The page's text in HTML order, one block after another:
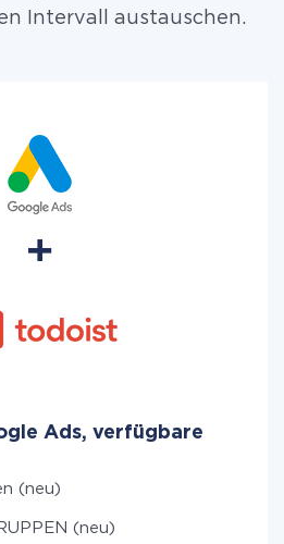
Intervall austauschen.
Ads, verfügbare
(neu)
(neu)